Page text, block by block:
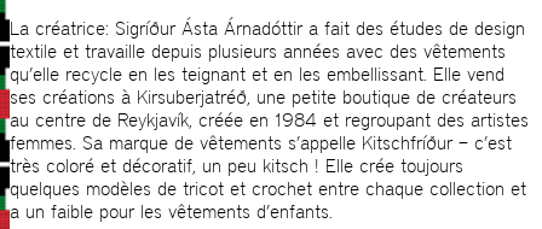
La créatrice: Sigríður Ásta Árnadóttir a fait des études de design
textile et travaille depuis plusieurs années avec des vêtements
qu’elle recycle en les teignant et en les embellissant. Elle vend
ses créations à Kirsuberjatréð, une petite boutique de créateurs
au centre de Reykjavík, créée en 1984 et regroupant des artistes
femmes. Sa marque de vêtements s’appelle Kitschfríður – c’est
très coloré et décoratif, un peu kitsch ! Elle crée toujours
quelques modèles de tricot et crochet entre chaque collection et
a un faible pour les vêtements d’enfants.